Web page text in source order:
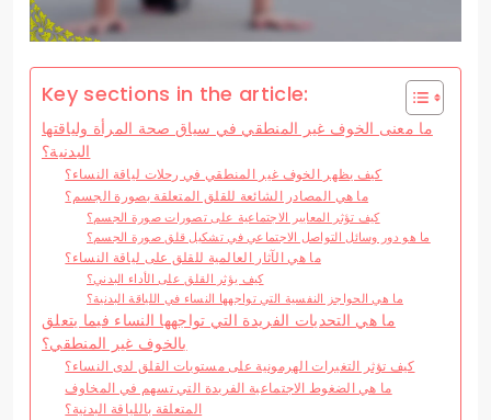
Key sections in the article:
ما معنى الخوف غير المنطقي في سياق صحة المرأة ولياقتها
البدنية؟
كيف يظهر الخوف غير المنطقي في رحلات لياقة النساء؟
ما هي المصادر الشائعة للقلق المتعلقة بصورة الجسم؟
كيف تؤثر المعايير الاجتماعية على تصورات صورة الجسم؟
ما هو دور وسائل التواصل الاجتماعي في تشكيل قلق صورة الجسم؟
ما هي الآثار العالمية للقلق على لياقة النساء؟
كيف يؤثر القلق على الأداء البدني؟
ما هي الحواجز النفسية التي تواجهها النساء في اللياقة البدنية؟
ما هي التحديات الفريدة التي تواجهها النساء فيما يتعلق
بالخوف غير المنطقي؟
كيف تؤثر التغيرات الهرمونية على مستويات القلق لدى النساء؟
ما هي الضغوط الاجتماعية الفريدة التي تسهم في المخاوف
المتعلقة باللياقة البدنية؟